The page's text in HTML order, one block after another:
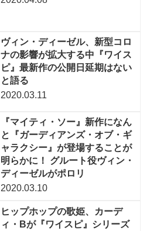
ヴィン・ディーゼル、新型コロ
ナの影響が拡大する中『ワイス
ピ』最新作の公開日延期はない
と語る
2020.03.11
『マイティ・ソー』新作になん
と『ガーディアンズ・オブ・ギ
ャラクシー』が登場することが
明らかに！ グルート役ヴィン・
ディーゼルがポロリ
2020.03.10
ヒップホップの歌姫、カーデ
ィ・Bが『ワイスピ』シリーズ